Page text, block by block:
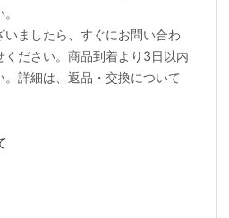
ましたら、すぐにお問い合わ
ください。商品到着より3日以内
詳細は、返品・交換について